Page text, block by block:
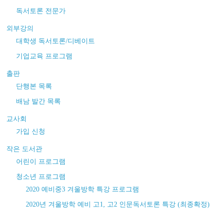
독서토론 전문가
외부강의
대학생 독서토론/디베이트
기업교육 프로그램
출판
단행본 목록
배남 발간 목록
교사회
가입 신청
작은 도서관
어린이 프로그램
청소년 프로그램
2020 예비중3 겨울방학 특강 프로그램
2020년 겨울방학 예비 고1, 고2 인문독서토론 특강 (최종확정)